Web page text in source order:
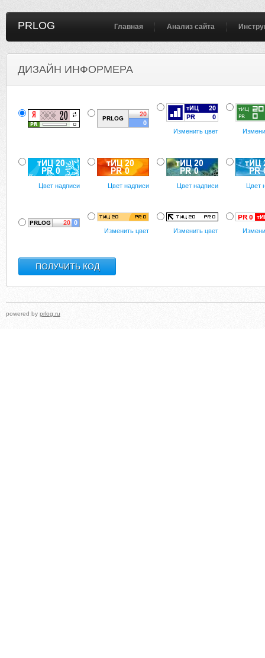
PRLOG Главная Анализ сайта
ДИЗАЙН ИНФОРМЕРА
Изменить цвет
Цвет надписи Цвет надписи Цвет надписи Цвет
Изменить цвет Изменить цвет
powered by prlog.ru